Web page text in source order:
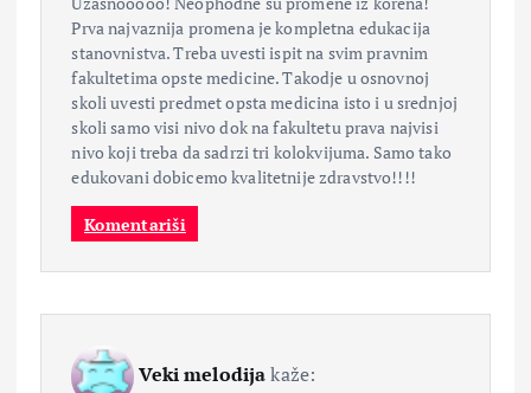
Prva najvaznija promena je kompletna edukacija
stanovnistva. Treba uvesti ispit na svim pravnim
fakultetima opste medicine. Takodje u osnovnoj
skoli uvesti predmet opsta medicina isto i u srednjoj
skoli samo visi nivo dok na fakultetu prava najvisi
nivo koji treba da sadrzi tri kolokvijuma. Samo tako
edukovani dobicemo kvalitetnije zdravstvo!!!!
Komentariši
Veki melodija kaže: